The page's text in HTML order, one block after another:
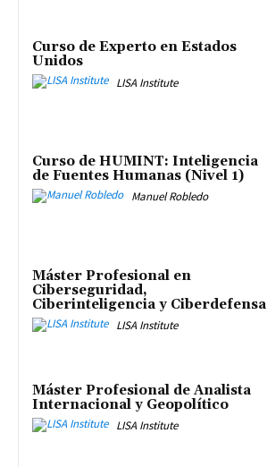
Curso de Experto en Estados
Unidos
LISA Institute
Curso de HUMINT: Inteligencia
de Fuentes Humanas (Nivel 1)
Manuel Robledo
Máster Profesional en
Ciberseguridad,
Ciberinteligencia y Ciberdefensa
LISA Institute
Máster Profesional de Analista
Internacional y Geopolítico
LISA Institute